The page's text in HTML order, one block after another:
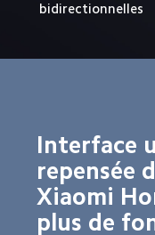
bidirectionnelles
Interface
repensée
Xiaomi
plus de